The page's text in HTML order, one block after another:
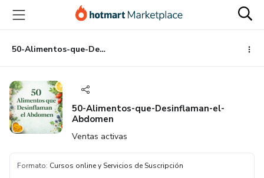
principal
página
de
página
50-Alimentos-que-Desinflaman-el-Abdomen
50-Alimentos-que-Desinflaman-el-
Abdomen
Ventas activas
Formato: Cursos online y Servicios de Suscripción